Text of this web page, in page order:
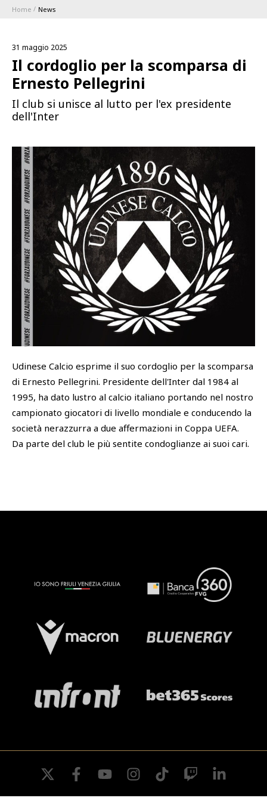
1896 MEMBERSHIP PROGRAM
STAGIONE
Serie A
Coppa Italia
Calendari e Risultati
Classifiche
Academy
Cattedra Universidad Europea
Esports
BLUENERGY STADIUM
MEETING CENTER
SPONSOR
SQUADRE
SHOP
PHOTOGALLERY
Home News
31 maggio 2025
Il cordoglio per la scomparsa di
Ernesto Pellegrini
Il club si unisce al lutto per l'ex presidente
dell'Inter
Udinese Calcio esprime il suo cordoglio per la scomparsa
di Ernesto Pellegrini. Presidente dell'Inter dal 1984 al
1995, ha dato lustro al calcio italiano portando nel nostro
campionato giocatori di livello mondiale e conducendo la
società nerazzurra a due affermazioni in Coppa UEFA.
Da parte del club le più sentite condoglianze ai suoi cari.
twitter facebookyoutube instagramtiktok twitch